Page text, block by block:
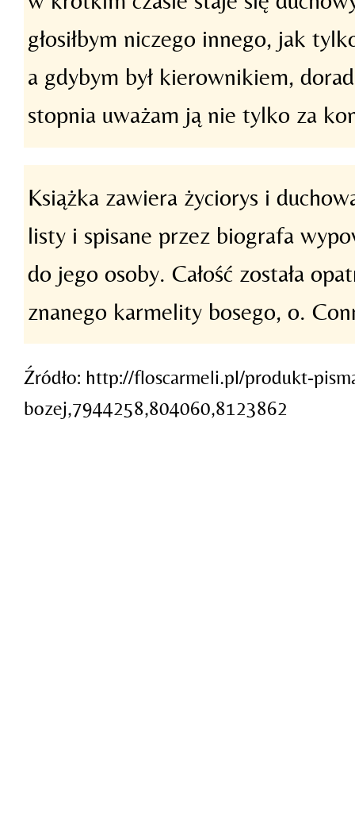
głosiłbym niczego innego, jak
a gdybym był kierownikiem,
stopnia uważam ją nie tylko za
Książka zawiera życiorys i
listy i spisane przez biografa
do jego osoby. Całość została
znanego karmelity bosego, o.
Źródło: http://floscarmeli.pl/produkt-
bozej,7944258,804060,8123862